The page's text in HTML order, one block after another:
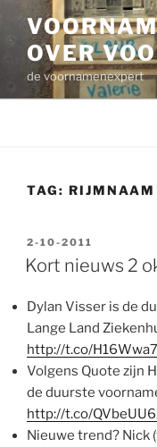
inhoud
OVER
de voornamenexpert
TAG: RIJMNAAM
GEPLAATST
OP
2-10-2011
Kort nieuws 2
Dylan Visser is de
Lange Land
http://t.co/
Volgens Quote zijn
de duurste
http://t.co/
Nieuwe trend? Nick